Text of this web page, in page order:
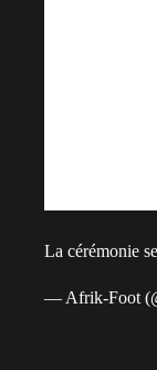
La cérémonie
— Afrik-Foot